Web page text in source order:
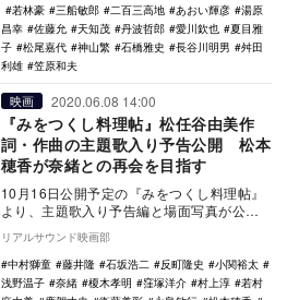
若林豪
三船敏郎 二百三高地 あおい輝彦
湯原
昌幸
佐藤允 天知茂 丹波哲郎 愛川欽也
夏目雅
子
松尾嘉代 神山繁 石橋雅史 長谷川明男
舛田
利雄
笠原和夫
映画 2020.06.08 14:00
『みをつくし料理帖』松任谷由美作
詞・作曲の主題歌入り予告公開 松本
穂香が奈緒との再会を目指す
10月16日公開予定の『みをつくし料理帖』
より、主題歌入り予告編と場面写真が公開
された。 高田郁による同名小説の刊行10
周年…
リアルサウンド映画部
中村獅童
藤井隆 石坂浩二 反町隆史
小関裕太
浅野温子
奈緒 榎木孝明 窪塚洋介 村上淳
若村